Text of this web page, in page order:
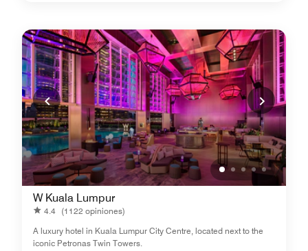
W Kuala Lumpur
4.4 (1122 opiniones)
A luxury hotel in Kuala Lumpur City Centre, located next to the
iconic Petronas Twin Towers.